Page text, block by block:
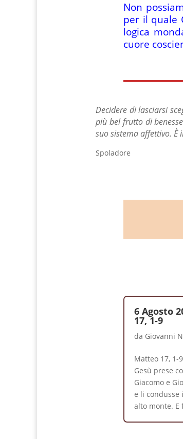
Non
per il quale
logica
cuore
Decidere di lasciarsi
più bel frutto di
suo sistema affettivo. È
Spoladore
6 Agosto
17, 1-9
da Giovanni
Matteo 17, 1-
Gesù prese
Giacomo e
e li condusse
alto monte. E